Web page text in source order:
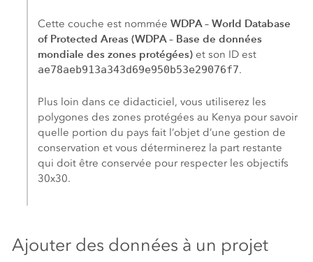
Cette couche est nomméeWDPA – World Database
of Protected Areas (WDPA – Base de données
mondiale des zones protégées) et son ID est
ae78aeb913a343d69e950b53e29076f7.
Plus loin dans ce didacticiel, vous utiliserez les
polygones des zones protégées au Kenya pour savoir
quelle portion du pays fait l’objet d’une gestion de
conservation et vous déterminerez la part restante
qui doit être conservée pour respecter les objectifs
30x30.
Ajouter des données à un projet